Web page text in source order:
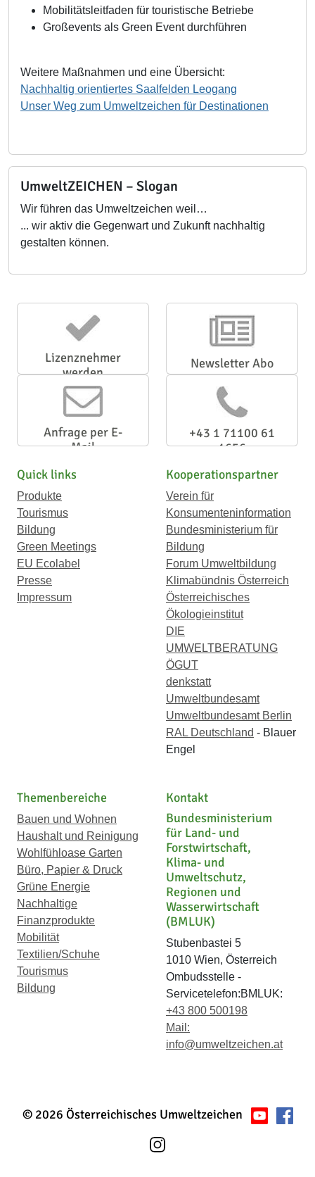
Mobilitätsleitfaden für touristische Betriebe
Großevents als Green Event durchführen
Weitere Maßnahmen und eine Übersicht:
Nachhaltig orientiertes Saalfelden Leogang
Unser Weg zum Umweltzeichen für Destinationen
UmweltZEICHEN – Slogan
Wir führen das Umweltzeichen weil…
... wir aktiv die Gegenwart und Zukunft nachhaltig
gestalten können.
Lizenznehmer
werden
Newsletter Abo
Anfrage per E-
Mail
+43 1 71100 61
1656
Quick links
Produkte
Tourismus
Bildung
Green Meetings
EU Ecolabel
Presse
Impressum
Kooperationspartner
Verein für
Konsumenteninformation
Bundesministerium für
Bildung
Forum Umweltbildung
Klimabündnis Österreich
Österreichisches
Ökologieinstitut
DIE
UMWELTBERATUNG
ÖGUT
denkstatt
Umweltbundesamt
Umweltbundesamt Berlin
RAL Deutschland - Blauer
Engel
Themenbereiche
Bauen und Wohnen
Haushalt und Reinigung
Wohlfühloase Garten
Büro, Papier & Druck
Grüne Energie
Nachhaltige
Finanzprodukte
Mobilität
Textilien/Schuhe
Tourismus
Bildung
Kontakt
Bundesministerium
für Land- und
Forstwirtschaft,
Klima- und
Umweltschutz,
Regionen und
Wasserwirtschaft
(BMLUK)
Stubenbastei 5
1010 Wien, Österreich
Ombudsstelle -
Servicetelefon:BMLUK:
+43 800 500198
Mail:
info@umweltzeichen.at
© 2026 Österreichisches Umweltzeichen